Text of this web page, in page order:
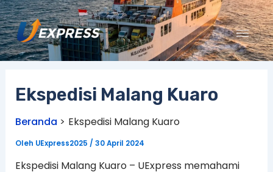
Lewati
ke
konten
Ekspedisi Malang Kuaro
Beranda Ekspedisi Malang Kuaro
Oleh UExpress2025 / 30 April 2024
Ekspedisi Malang Kuaro – UExpress memahami